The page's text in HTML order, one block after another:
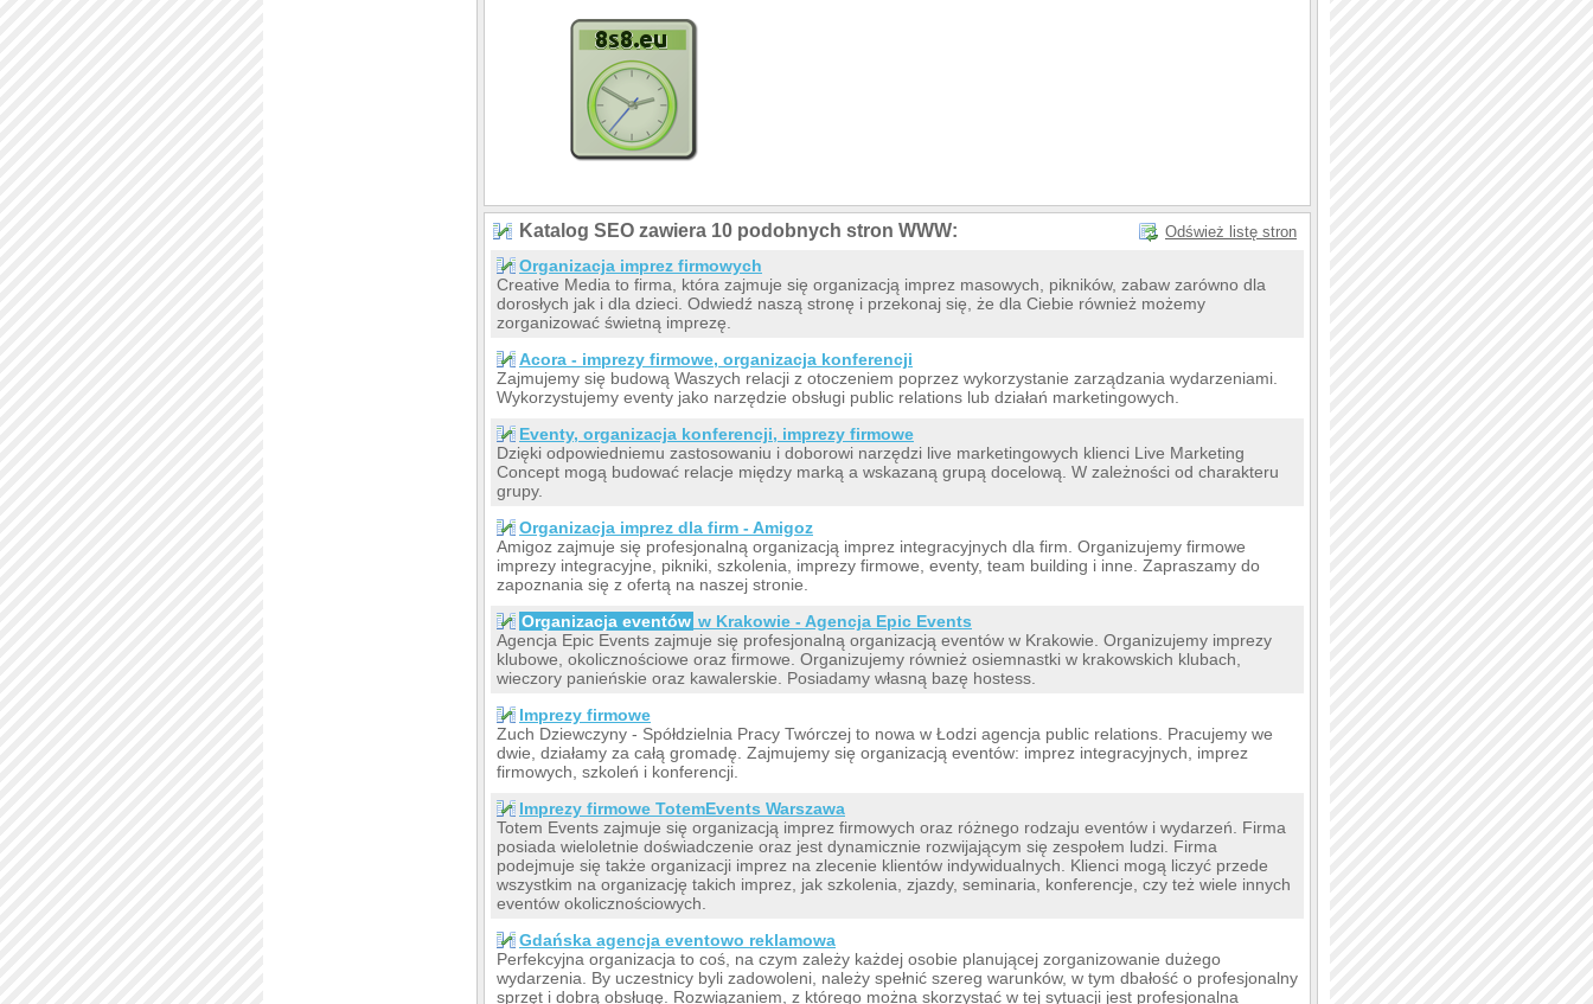
Katalog SEO zawiera 10 podobnych stron WWW: Odśwież listę stron
Organizacja imprez firmowych
Creative Media to firma, która zajmuje się organizacją imprez masowych, pikników, zabaw zarówno dla
dorosłych jak i dla dzieci. Odwiedź naszą stronę i przekonaj się, że dla Ciebie również możemy
zorganizować świetną imprezę.
Acora - imprezy firmowe, organizacja konferencji
Zajmujemy się budową Waszych relacji z otoczeniem poprzez wykorzystanie zarządzania wydarzeniami.
Wykorzystujemy eventy jako narzędzie obsługi public relations lub działań marketingowych.
Eventy, organizacja konferencji, imprezy firmowe
Dzięki odpowiedniemu zastosowaniu i doborowi narzędzi live marketingowych klienci Live Marketing
Concept mogą budować relacje między marką a wskazaną grupą docelową. W zależności od charakteru
grupy.
Organizacja imprez dla firm - Amigoz
Amigoz zajmuje się profesjonalną organizacją imprez integracyjnych dla firm. Organizujemy firmowe
imprezy integracyjne, pikniki, szkolenia, imprezy firmowe, eventy, team building i inne. Zapraszamy do
zapoznania się z ofertą na naszej stronie.
Organizacja eventów w Krakowie - Agencja Epic Events
Agencja Epic Events zajmuje się profesjonalną organizacją eventów w Krakowie. Organizujemy imprezy
klubowe, okolicznościowe oraz firmowe. Organizujemy również osiemnastki w krakowskich klubach,
wieczory panieńskie oraz kawalerskie. Posiadamy własną bazę hostess.
Imprezy firmowe
Zuch Dziewczyny - Spółdzielnia Pracy Twórczej to nowa w Łodzi agencja public relations. Pracujemy we
dwie, działamy za całą gromadę. Zajmujemy się organizacją eventów: imprez integracyjnych, imprez
firmowych, szkoleń i konferencji.
Imprezy firmowe TotemEvents Warszawa
Totem Events zajmuje się organizacją imprez firmowych oraz różnego rodzaju eventów i wydarzeń. Firma
posiada wieloletnie doświadczenie oraz jest dynamicznie rozwijającym się zespołem ludzi. Firma
podejmuje się także organizacji imprez na zlecenie klientów indywidualnych. Klienci mogą liczyć przede
wszystkim na organizację takich imprez, jak szkolenia, zjazdy, seminaria, konferencje, czy też wiele innych
eventów okolicznościowych.
Gdańska agencja eventowo reklamowa
Perfekcyjna organizacja to coś, na czym zależy każdej osobie planującej zorganizowanie dużego
wydarzenia. By uczestnicy byli zadowoleni, należy spełnić szereg warunków, w tym dbałość o profesjonalny
sprzęt i dobrą obsługę. Rozwiązaniem, z którego można skorzystać w tej sytuacji jest profesjonalna